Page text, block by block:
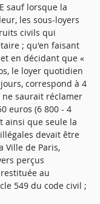
sauf lorsque la
les sous-loyers
civils qui
; qu'en faisant
en décidant que «
le loyer quotidien
correspond à 4
ne saurait réclamer
euros (6 800 - 4
ainsi que seule la
devait être
Ville de Paris,
perçus
au
549 du code civil ;